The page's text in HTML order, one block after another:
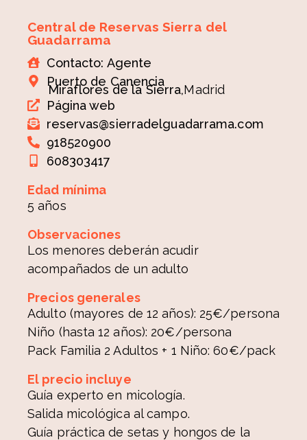
Central de Reservas Sierra del
Guadarrama
Contacto: Agente
Puerto de Canencia
Miraflores de la Sierra,Madrid
Página web
reservas@sierradelguadarrama.com
918520900
608303417
Edad mínima
5 años
Observaciones
Los menores deberán acudir
acompañados de un adulto
Precios generales
Adulto (mayores de 12 años): 25€/persona
Niño (hasta 12 años): 20€/persona
Pack Familia 2 Adultos + 1 Niño: 60€/pack
El precio incluye
Guía experto en micología.
Salida micológica al campo.
Guía práctica de setas y hongos de la